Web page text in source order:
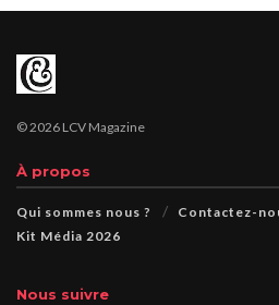
© 2026 LCV Magazine
À propos
Qui sommes nous ? Contactez-
Kit Média 2026
Nous suivre